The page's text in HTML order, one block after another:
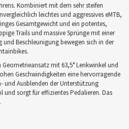
Kombiniert mit dem sehr steifen
leichtes und aggressives eMTB,
Gesamtgewicht und ein potentes,
Trails und massive Sprünge mit einer
Beschleunigung bewegen sich in der
mit 63,5° Lenkwinkel und
Geschwindigkeiten eine hervorragende
und Ausblenden der Unterstützung
und sorgt für effizientes Pedalieren. Das